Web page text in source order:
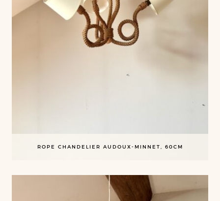
ROPE CHANDELIER AUDOUX-MINNET, 60CM